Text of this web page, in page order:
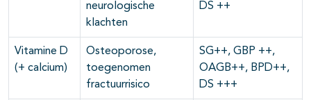
neurologische
klachten
DS ++
Vitamine D
(+ calcium)
Osteoporose,
toegenomen
fractuurrisico
SG++, GBP ++,
OAGB++, BPD++,
DS +++